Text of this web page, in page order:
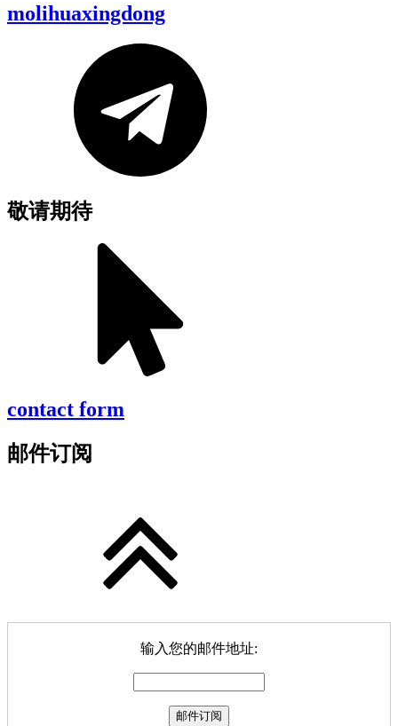
molihuaxingdong
敬请期待
contact form
邮件订阅
输入您的邮件地址: